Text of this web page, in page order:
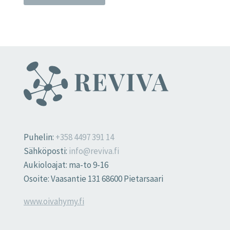
Puhelin: +358 4497 391 14
Sähköposti: info@reviva.fi
Aukioloajat: ma-to 9-16
Osoite: Vaasantie 131 68600 Pietarsaari
www.oivahymy.fi